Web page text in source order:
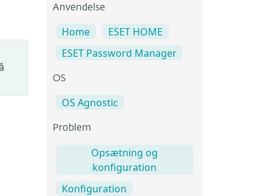
Anvendelse
Home
ESET HOME
ESET Password Manager
OS
OS Agnostic
Problem
Opsætning og
konfiguration
Konfiguration